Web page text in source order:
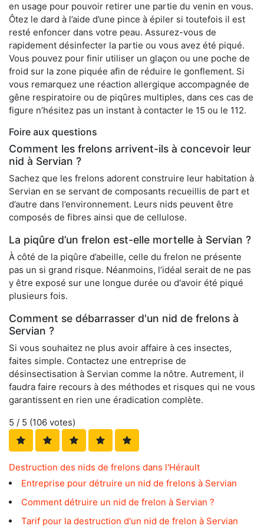
en usage pour pouvoir retirer une partie du venin en vous.
Ôtez le dard à l’aide d’une pince à épiler si toutefois il est
resté enfoncer dans votre peau. Assurez-vous de
rapidement désinfecter la partie ou vous avez été piqué.
Vous pouvez pour finir utiliser un glaçon ou une poche de
froid sur la zone piquée afin de réduire le gonflement. Si
vous remarquez une réaction allergique accompagnée de
gêne respiratoire ou de piqûres multiples, dans ces cas de
figure n’hésitez pas un instant à contacter le 15 ou le 112.
Foire aux questions
Comment les frelons arrivent-ils à concevoir leur
nid à Servian ?
Sachez que les frelons adorent construire leur habitation à
Servian en se servant de composants recueillis de part et
d’autre dans l’environnement. Leurs nids peuvent être
composés de fibres ainsi que de cellulose.
La piqûre d’un frelon est-elle mortelle à Servian ?
À côté de la piqûre d’abeille, celle du frelon ne présente
pas un si grand risque. Néanmoins, l’idéal serait de ne pas
y être exposé sur une longue durée ou d'avoir été piqué
plusieurs fois.
Comment se débarrasser d'un nid de frelons à
Servian ?
Si vous souhaitez ne plus avoir affaire à ces insectes,
faites simple. Contactez une entreprise de
désinsectisation à Servian comme la nôtre. Autrement, il
faudra faire recours à des méthodes et risques qui ne vous
garantissent en rien une éradication complète.
5 / 5 (106 votes)
Destruction des nids de frelons dans l'Hérault
Entreprise pour détruire un nid de frelons à Servian
Comment détruire un nid de frelon à Servian ?
Tarif pour la destruction d'un nid de frelon à Servian